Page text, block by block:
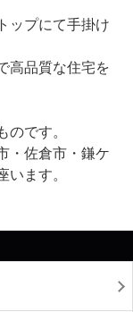
ップにて手掛け
高品質な住宅を
のです。
・佐倉市・鎌ケ
います。